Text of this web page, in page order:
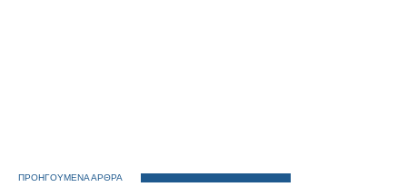
ΠΡΟΗΓΟΥΜΕΝΑ ΑΡΘΡΑ